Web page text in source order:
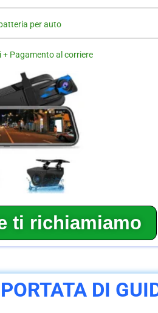
per auto
+ Pagamento al corriere
ti richiamiamo
DI